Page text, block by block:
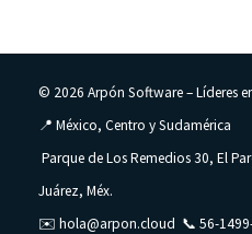
© 2026 Arpón Software – Líderes
📍 México, Centro y Sudamérica
Parque de Los Remedios 30, El
Juárez, Méx.
✉️ hola@arpon.cloud 📞 56-